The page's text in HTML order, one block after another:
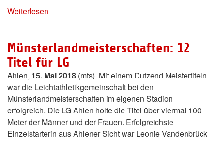
Weiterlesen
Münsterlandmeisterschaften: 12
Titel für LG
Ahlen, 15. Mai 2018 (mts). Mit einem Dutzend Meistertiteln
war die Leichtathletikgemeinschaft bei den
Münsterlandmeisterschaften im eigenen Stadion
erfolgreich. Die LG Ahlen holte die Titel über viermal 100
Meter der Männer und der Frauen. Erfolgreichste
Einzelstarterin aus Ahlener Sicht war Leonie Vandenbrück